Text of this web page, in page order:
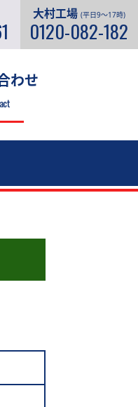
わせ
大村工場 (平日9～17時)
0120-082-182